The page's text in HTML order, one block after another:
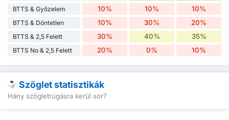
BTTS & Győzelem 10% 10% 10%
BTTS & Döntetlen 10% 30% 20%
BTTS & 2,5 Felett 30% 40% 35%
BTTS No & 2,5 Felett 20% 0% 10%
Szöglet statisztikák
Hány szögletrúgásra kerül sor?